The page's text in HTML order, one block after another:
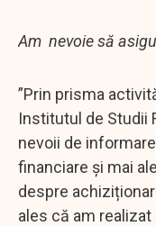
Am nevoie să
”Prin prisma
Institutul de Studii
nevoii de
financiare și mai
despre
ales că am